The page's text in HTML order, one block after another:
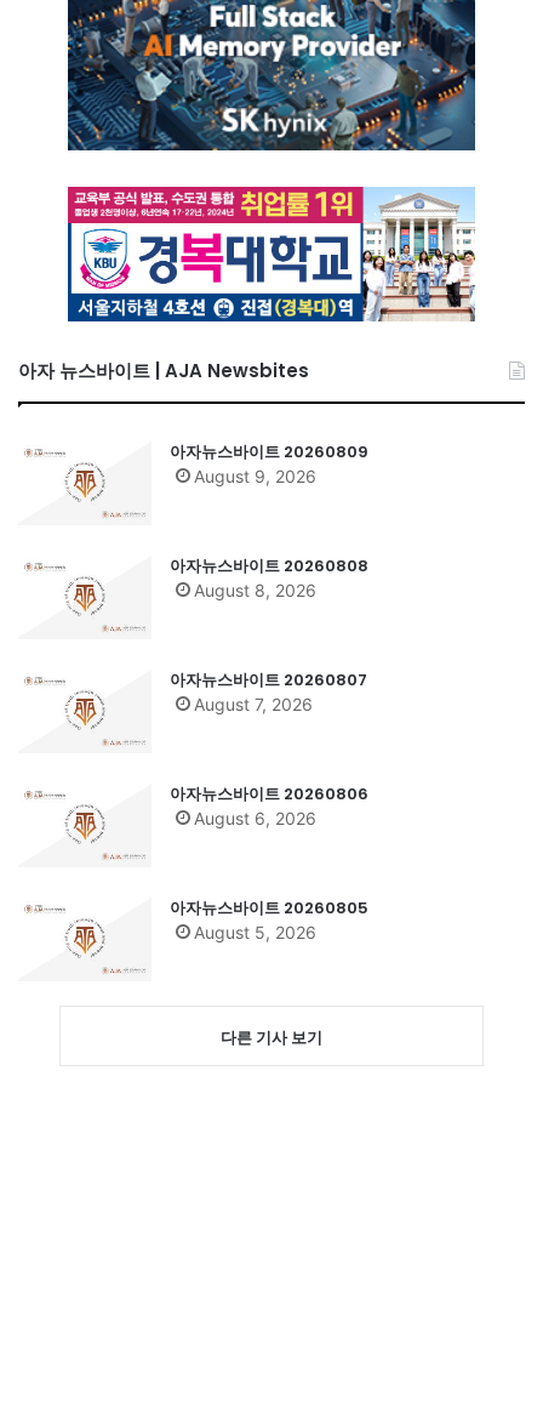
아자 뉴스바이트 | AJA Newsbites
아자뉴스바이트 20260809
August 9, 2026
아자뉴스바이트 20260808
August 8, 2026
아자뉴스바이트 20260807
August 7, 2026
아자뉴스바이트 20260806
August 6, 2026
아자뉴스바이트 20260805
August 5, 2026
다른 기사 보기